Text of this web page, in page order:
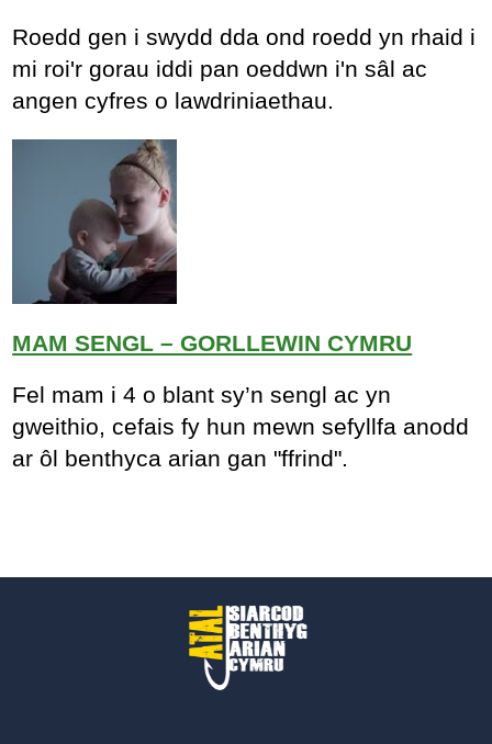
Roedd gen i swydd dda ond roedd yn rhaid i
mi roi'r gorau iddi pan oeddwn i'n sâl ac
angen cyfres o lawdriniaethau.
MAM SENGL – GORLLEWIN CYMRU
Fel mam i 4 o blant sy’n sengl ac yn
gweithio, cefais fy hun mewn sefyllfa anodd
ar ôl benthyca arian gan "ffrind".